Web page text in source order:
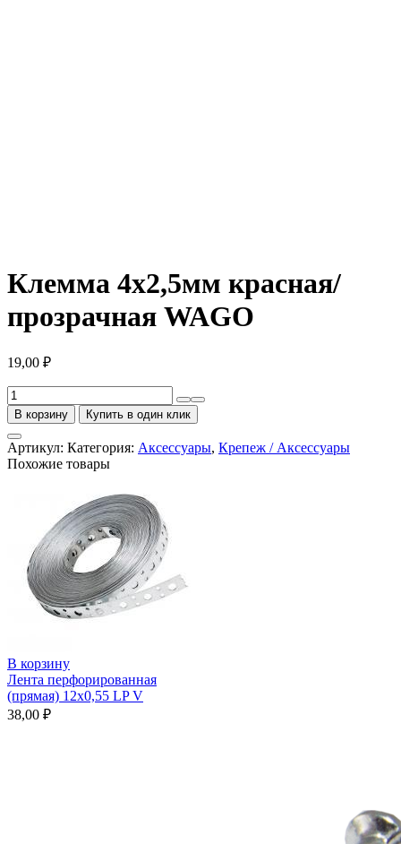
Клемма 4х2,5мм красная/
прозрачная WAGO
19,00 ₽
Количество
товара
Клемма
4х2,5мм
красная/
прозрачная
В корзину Купить в один клик
Артикул: Категория: Аксессуары, Крепеж / Аксессуары
Похожие товары
В корзину
Лента перфорированная
(прямая) 12х0,55 LP V
38,00 ₽